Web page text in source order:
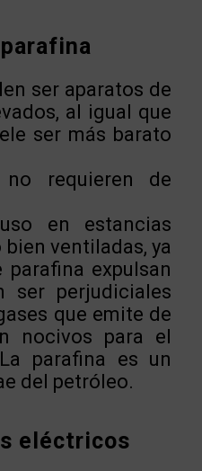
ser aparatos de
al igual que
ser más barato
requieren de
en estancias
ventiladas, ya
expulsan
ser perjudiciales
que emite de
nocivos para el
parafina es un
del petróleo.
eléctricos